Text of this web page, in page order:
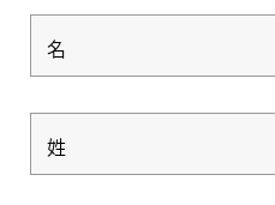
名
姓